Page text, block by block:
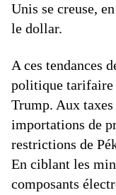
Unis se creuse,
le dollar.
A ces tendances
politique tarifaire
Trump. Aux taxes
importations de
restrictions de
En ciblant les
composants